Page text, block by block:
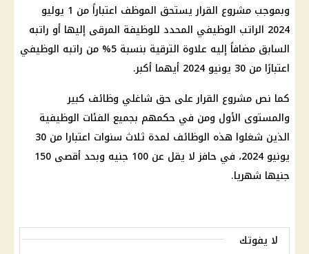
وبموجب مشروع القرار يستحق الموظف اعتباراً من 1 يوليو
2024 الراتب الوظيفي المحدد للوظيفة المرقى إليها أو راتبه
السابق مضافاً إليه علاوة الترقية بنسبة 5% من راتبه الوظيفي
اعتبارًا من 30 يونيو 2024 أيهما أكبر.
كما نص مشروع القرار على حق شاغلي وظائف كبير
والمستوى الأول ومن في حكمهم بجميع الفئات الوظيفية
الذين شغلوا هذه الوظائف لمدة ثلاث سنوات اعتبارا من 30
يونيو 2024، في حافز لا يقل عن 100 جنيه وبحد أقصى 150
جنيها شهريا.
لا يفوتك